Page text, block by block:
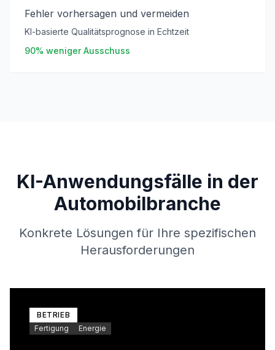
Fehler vorhersagen und vermeiden
KI-basierte Qualitätsprognose in Echtzeit
90% weniger Ausschuss
KI-Anwendungsfälle in der
Automobilbranche
Konkrete Lösungen für Ihre spezifischen
Herausforderungen
BETRIEB
Fertigung
Energie